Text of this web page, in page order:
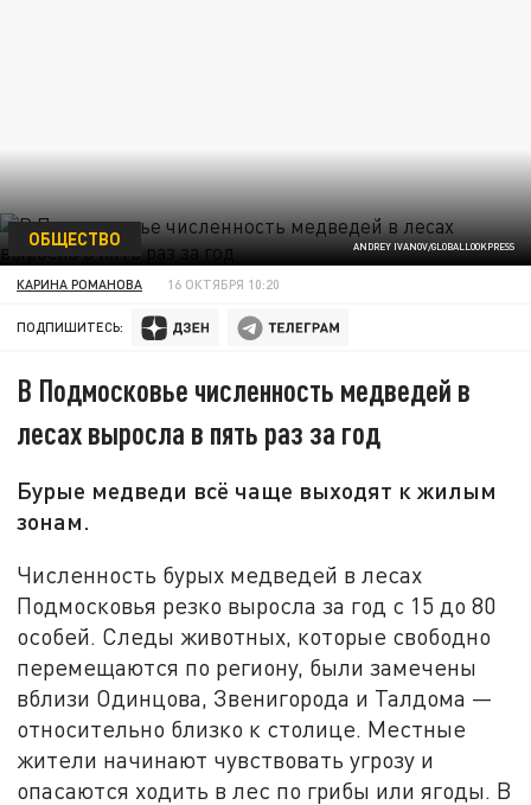
ANDREY IVANOV/GLOBALLOOKPRESS
ОБЩЕСТВО
КАРИНА РОМАНОВА 16 ОКТЯБРЯ 10:20
ПОДПИШИТЕСЬ:
В Подмосковье численность медведей в
лесах выросла в пять раз за год
Бурые медведи всё чаще выходят к жилым
зонам.
Численность бурых медведей в лесах
Подмосковья резко выросла за год с 15 до 80
особей. Следы животных, которые свободно
перемещаются по региону, были замечены
вблизи Одинцова, Звенигорода и Талдома —
относительно близко к столице. Местные
жители начинают чувствовать угрозу и
опасаются ходить в лес по грибы или ягоды. В